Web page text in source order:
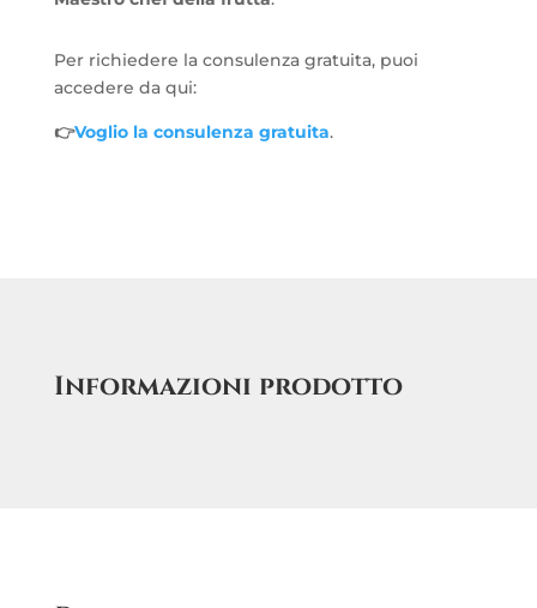
Per richiedere la consulenza gratuita, puoi
accedere da qui:
👉Voglio la consulenza gratuita.
Informazioni prodotto